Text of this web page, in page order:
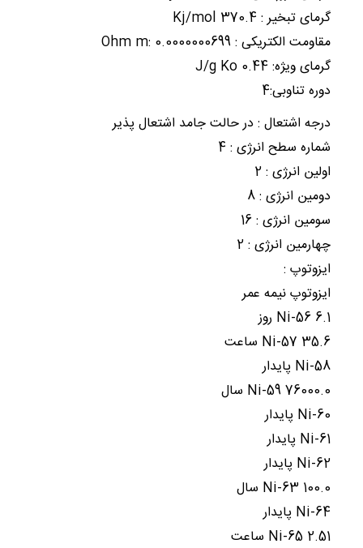
گرمای تبخیر : Kj/mol 370.4
مقاومت الکتریکی : Ohm m: 0.0000000699
گرمای ویژه: J/g Ko 0.44
دوره تناوبی:4
درجه اشتعال : در حالت جامد اشتعال پذیر
شماره سطح انرژی : 4
اولین انرژی : 2
دومین انرژی : 8
سومین انرژی : 16
چهارمین انرژی : 2
ایزوتوپ :
ایزوتوپ نیمه عمر
Ni-56 6.1 روز
Ni-57 35.6 ساعت
Ni-58 پایدار
Ni-59 76000.0 سال
Ni-60 پایدار
Ni-61 پایدار
Ni-62 پایدار
Ni-63 100.0 سال
Ni-64 پایدار
Ni-65 2.51 ساعت